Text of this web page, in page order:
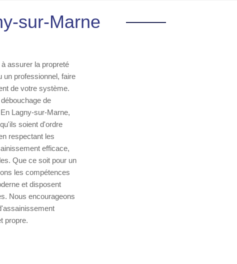
sur-Marne
assurer la propreté
un professionnel, faire
de votre système.
de
Lagny-sur-Marne,
soient d'ordre
respectant les
efficace,
Que ce soit pour un
les compétences
et disposent
Nous encourageons
propre.